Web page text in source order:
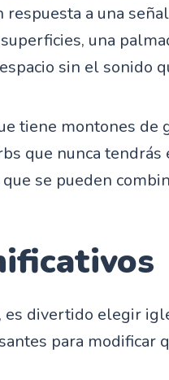
a una
una
sin el sonido
tiene montones de
que nunca tendrás
se pueden
divertido elegir
para modificar